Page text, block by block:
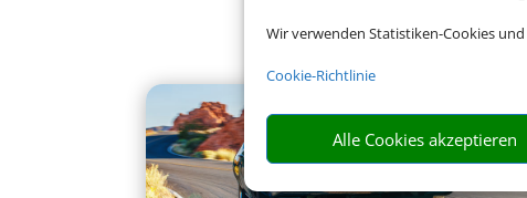
Wir verwenden Statistiken-Cookies
Cookie-Richtlinie
Alle Cookies akzeptieren